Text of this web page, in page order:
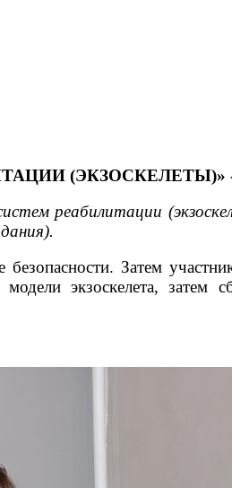
(ЭКЗОСКЕЛЕТЫ)»
реабилитации
Затем
экзоскелета,